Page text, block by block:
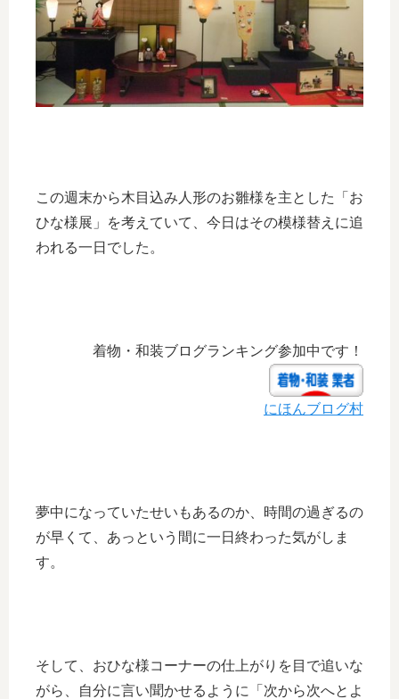
この週末から木目込み人形のお雛様を主とした「お
ひな様展」を考えていて、今日はその模様替えに追
われる一日でした。
着物・和装ブログランキング参加中です！
にほんブログ村
夢中になっていたせいもあるのか、時間の過ぎるの
が早くて、あっという間に一日終わった気がしま
す。
そして、おひな様コーナーの仕上がりを目で追いな
がら、自分に言い聞かせるように「次から次へとよ